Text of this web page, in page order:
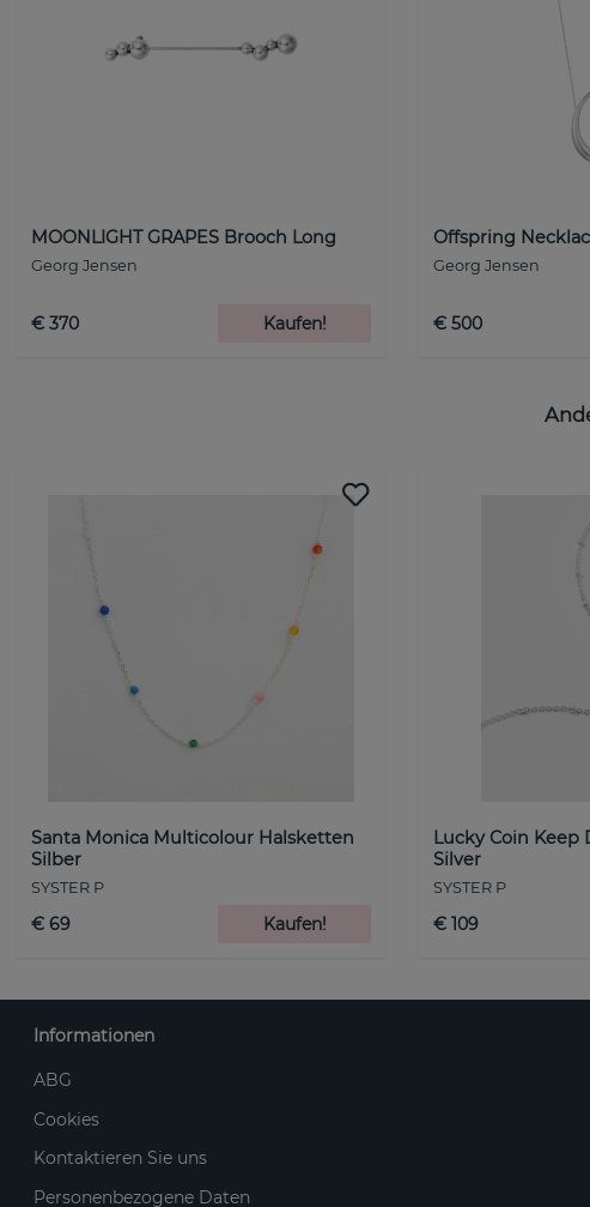
MOONLIGHT GRAPES Brooch Long
Georg Jensen
€ 370 Kaufen!
Offspring
Georg Jensen
€ 500
Santa Monica Multicolour Halsketten
Silber
SYSTER P
€ 69 Kaufen!
Lucky Coin Keep
Silver
SYSTER P
€ 109
Informationen
ABG
Cookies
Kontaktieren Sie uns
Personenbezogene Daten